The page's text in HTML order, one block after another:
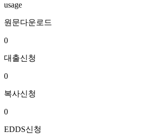
usage
원문다운로드
0
대출신청
0
복사신청
0
EDDS신청